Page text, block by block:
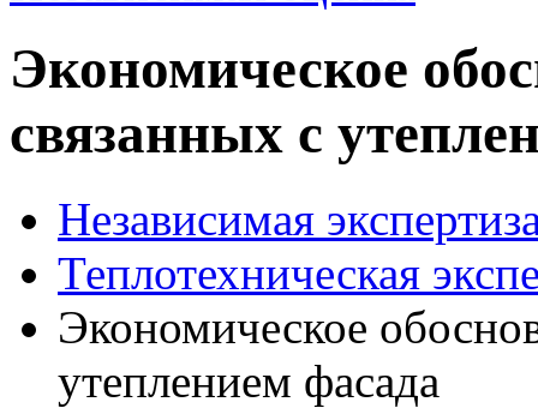
Экономическое
связанных с
Независимая
Теплотехническая
Экономическое
утеплением фасада